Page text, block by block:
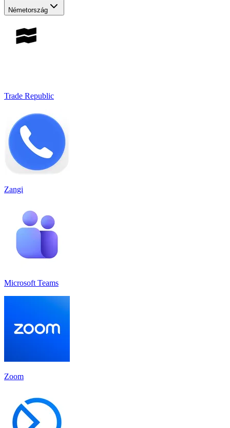
Németország
Trade Republic
Zangi
Microsoft Teams
Zoom